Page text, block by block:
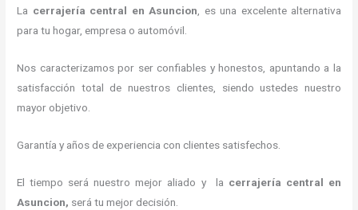
La cerrajería central en Asuncion, es una excelente alternativa
para tu hogar, empresa o automóvil.
Nos caracterizamos por ser confiables y honestos, apuntando a la
satisfacción total de nuestros clientes, siendo ustedes nuestro
mayor objetivo.
Garantía y años de experiencia con clientes satisfechos.
El tiempo será nuestro mejor aliado y la cerrajería central en
Asuncion, será tu mejor decisión.